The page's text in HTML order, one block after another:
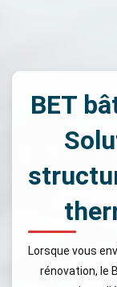
BET
Lorsque vous
rénovation, le